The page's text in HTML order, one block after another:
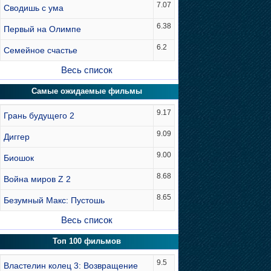
Сводишь с ума 7.07
Первый на Олимпе 6.38
Семейное счастье 6.2
Весь список
Самые ожидаемые фильмы
Грань будущего 2 9.17
Диггер 9.09
Биошок 9.00
Война миров Z 2 8.68
Безумный Макс: Пустошь 8.65
Весь список
Топ 100 фильмов
Властелин колец 3: Возвращение
9.5